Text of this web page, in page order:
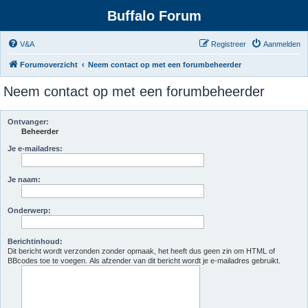
Buffalo Forum
V&A Aanmelden
Registreer
Forumoverzicht Neem contact op met een forumbeheerder
Neem contact op met een forumbeheerder
Ontvanger:
Beheerder
Je e-mailadres:
Je naam:
Onderwerp:
Berichtinhoud:
Dit bericht wordt verzonden zonder opmaak, het heeft dus geen zin om HTML of
BBcodes toe te voegen. Als afzender van dit bericht wordt je e-mailadres gebruikt.